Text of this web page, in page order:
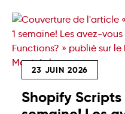
23 JUIN 2026
Shopify Scripts